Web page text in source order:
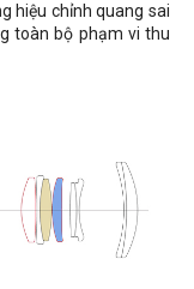
hiệu chỉnh quang sai
toàn bộ phạm vi thu